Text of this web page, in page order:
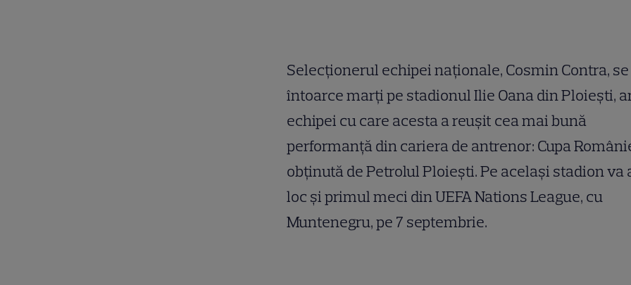
Selecționerul echipei naționale, Cosmin Contra, se
întoarce marți pe stadionul Ilie Oana din Ploiești,
echipei cu care acesta a reușit cea mai bună
performanță din cariera de antrenor: Cupa
obținută de Petrolul Ploiești. Pe același stadion va
loc și primul meci din UEFA Nations League, cu
Muntenegru, pe 7 septembrie.